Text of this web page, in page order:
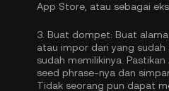
App Store, atau sebagai
3. Buat dompet: Buat
atau impor dari yang sudah
sudah memilikinya.
seed phrase-nya dan
Tidak seorang pun dapat